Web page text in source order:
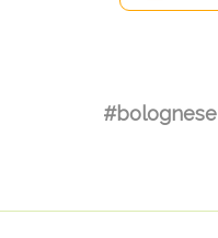
#bolognese